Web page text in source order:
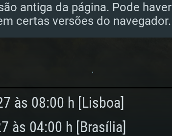
antiga da página. Pode haver
certas versões do navegador.
às 08:00 h [Lisboa]
às 04:00 h [Brasília]